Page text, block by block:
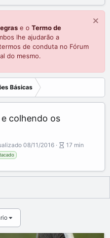
e o Termo de
lhe ajudarão a
de conduta no Fórum
do mesmo.
Básicas
colhendo os
08/11/2016
A
i
e
d
17 min